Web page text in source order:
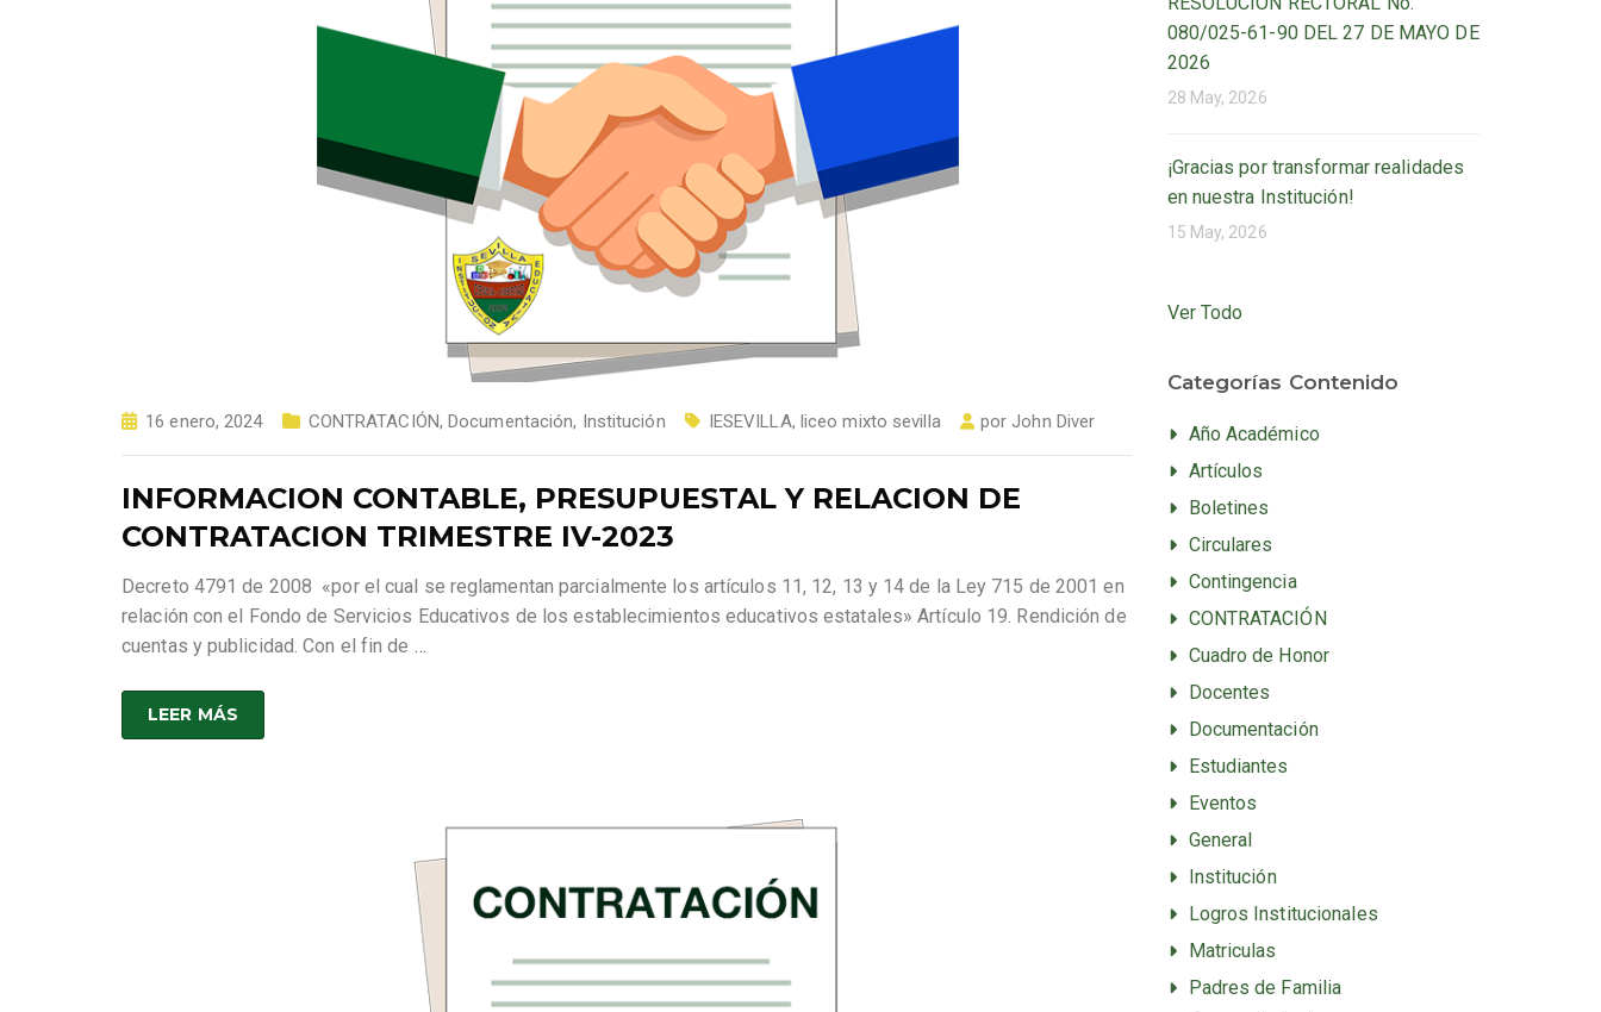
16 enero, 2024 CONTRATACIÓN,Documentación, Institución IESEVILLA, liceo mixto sevilla porJohn Diver
INFORMACION CONTABLE, PRESUPUESTAL Y RELACION DE
CONTRATACION TRIMESTRE IV-2023
Decreto 4791 de 2008 «por el cual se reglamentan parcialmente los artículos 11, 12, 13 y 14 de la Ley 715 de 2001 en
relación con el Fondo de Servicios Educativos de los establecimientos educativos estatales» Artículo 19. Rendición de
cuentas y publicidad. Con el fin de …
LEER MÁS
080/025-61-90 DEL 27 DE MAYO DE
2026
28 May, 2026
¡Gracias por transformar realidades
en nuestra Institución!
15 May, 2026
Ver Todo
Categorías Contenido
Año Académico
Artículos
Boletines
Circulares
Contingencia
CONTRATACIÓN
Cuadro de Honor
Docentes
Documentación
Estudiantes
Eventos
General
Institución
Logros Institucionales
Matriculas
Padres de Familia